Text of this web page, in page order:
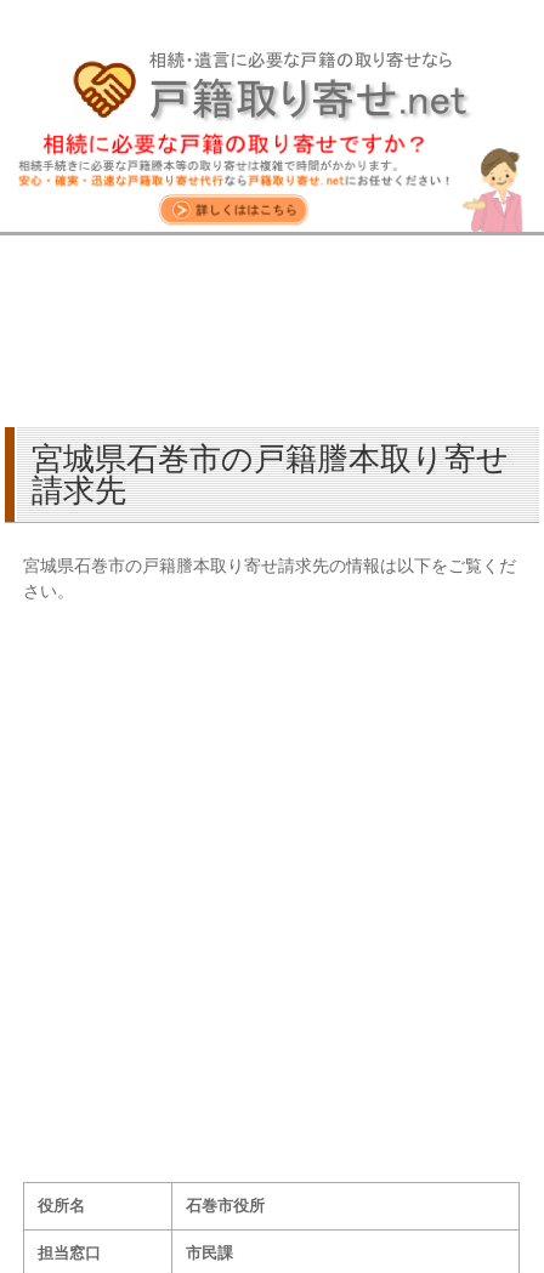
宮城県石巻市の戸籍謄本取り寄せ
請求先
宮城県石巻市の戸籍謄本取り寄せ請求先の情報は以下をご覧くだ
さい。
役所名 石巻市役所
担当窓口 市民課